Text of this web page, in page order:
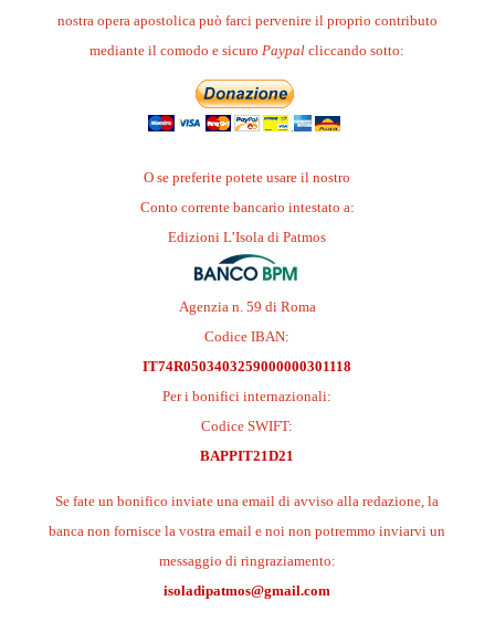
nostra opera apostolica può farci pervenire il proprio contributo
mediante il comodo e sicuro Paypal cliccando sotto:
O se preferite potete usare il nostro
Conto corrente bancario intestato a:
Edizioni L’Isola di Patmos
Agenzia n. 59 di Roma
Codice IBAN:
IT74R0503403259000000301118
Per i bonifici internazionali:
Codice SWIFT:
BAPPIT21D21
Se fate un bonifico inviate una email di avviso alla redazione, la
banca non fornisce la vostra email e noi non potremmo inviarvi un
messaggio di ringraziamento:
isoladipatmos@gmail.com